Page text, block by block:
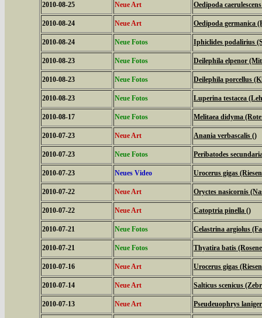
2010-08-25 Neue Art Oedipoda
2010-08-24 Neue Art Oedipoda germanica
2010-08-24 Neue Fotos Iphiclides podalirius
2010-08-23 Neue Fotos Deilephila elpenor
2010-08-23 Neue Fotos Deilephila porcellus
2010-08-23 Neue Fotos Luperina testacea
2010-08-17 Neue Fotos Melitaea didyma
2010-07-23 Neue Art Anania verbascalis ()
2010-07-23 Neue Fotos Peribatodes
2010-07-23 Neues Video Urocerus gigas
2010-07-22 Neue Art Oryctes nasicornis
2010-07-22 Neue Art Catoptria pinella ()
2010-07-21 Neue Fotos Celastrina argiolus
2010-07-21 Neue Fotos Thyatira batis
2010-07-16 Neue Art Urocerus gigas
2010-07-14 Neue Art Salticus scenicus
2010-07-13 Neue Art Pseudeuophrys